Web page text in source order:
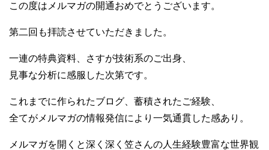
この度はメルマガの開通おめでとうございます。
第二回も拝読させていただきました。
一連の特典資料、さすが技術系のご出身、
見事な分析に感服した次第です。
これまでに作られたブログ、蓄積されたご経験、
全てがメルマガの情報発信により一気通貫した感あり。
メルマガを開くと深く深く笠さんの人生経験豊富な世界観